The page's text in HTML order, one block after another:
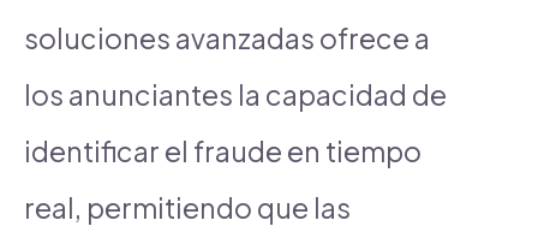
soluciones avanzadas ofrece a
los anunciantes la capacidad de
identificar el fraude en tiempo
real, permitiendo que las